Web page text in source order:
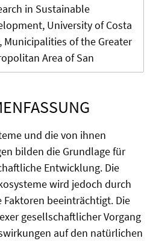
in Sustainable
University of Costa
Municipalities of the Greater
Area of San
und die von ihnen
bilden die Grundlage für
Entwicklung. Die
wird jedoch durch
beeinträchtigt. Die
gesellschaftlicher Vorgang
auf den natürlichen